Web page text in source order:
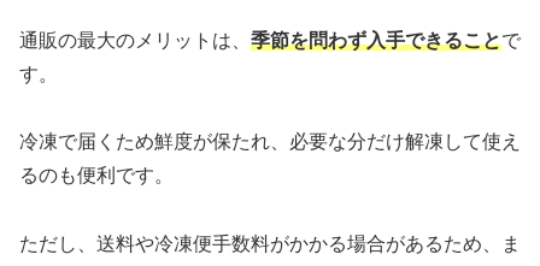
通販の最大のメリットは、 季節を問わず入手できることで
す。
冷凍で届くため鮮度が保たれ、必要な分だけ解凍して使え
るのも便利です。
ただし、送料や冷凍便手数料がかかる場合があるため、ま